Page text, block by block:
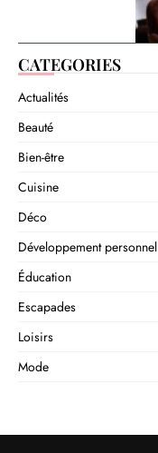
CATEGORIES
Actualités
Beauté
Bien-être
Cuisine
Déco
Développement personnel
Éducation
Escapades
Loisirs
Mode